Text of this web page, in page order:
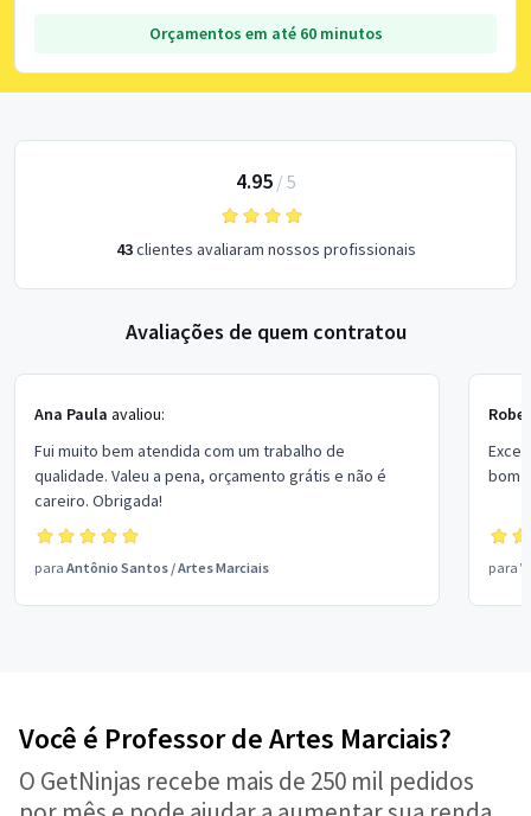
Orçamentos em até 60 minutos
4.95/ 5
43clientes avaliaram nossos profissionais
Avaliações de quem contratou
Ana Paula avaliou:
Fui muito bem atendida com um trabalho de
qualidade. Valeu a pena, orçamento grátis e não é
careiro. Obrigada!
para Antônio Santos /Artes Marciais
bom
para
Você é Professor de Artes Marciais?
O GetNinjas recebe mais de 250 mil pedidos